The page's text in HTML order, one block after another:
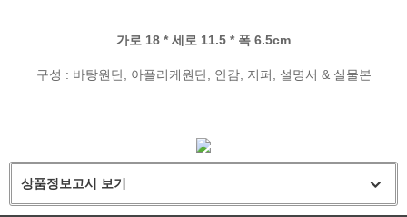
가로 18 * 세로 11.5 * 폭 6.5cm
구성 : 바탕원단, 아플리케원단, 안감, 지퍼, 설명서 & 실물본
상품정보고시 보기